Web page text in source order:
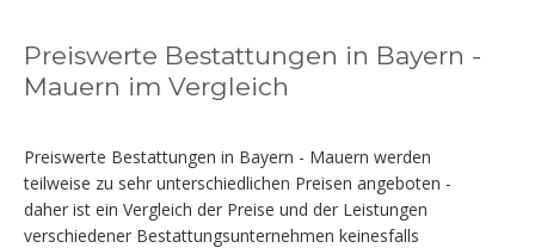
Preiswerte Bestattungen in Bayern -
Mauern im Vergleich
Preiswerte Bestattungen in Bayern - Mauern werden
teilweise zu sehr unterschiedlichen Preisen angeboten -
daher ist ein Vergleich der Preise und der Leistungen
verschiedener Bestattungsunternehmen keinesfalls